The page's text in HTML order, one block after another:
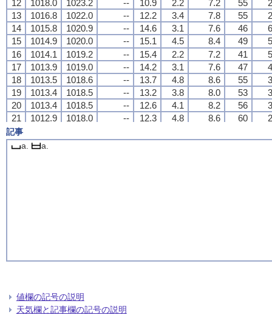
12
1018.0 1023.2 -- 10.9 2.2 7.2 55
13
1016.8 1022.0 -- 12.2 3.4 7.8 55
14
1015.8 1020.9 -- 14.6 3.1 7.6 46
15
1014.9 1020.0 -- 15.1 4.5 8.4 49
16
1014.1 1019.2 -- 15.4 2.2 7.2 41
17
1013.9 1019.0 -- 14.2 3.1 7.6 47
18
1013.5 1018.6 -- 13.7 4.8 8.6 55
19
1013.4 1018.5 -- 13.2 3.8 8.0 53
20
1013.4 1018.5 -- 12.6 4.1 8.2 56
21
1012.9 1018.0 -- 12.3 4.8 8.6 60
22
23
1011.1
12
1018.0 1023.2 -- 10.9 2.2 7.2 55
13
1016.8 1022.0 -- 12.2 3.4 7.8 55
14
1015.8 1020.9 -- 14.6 3.1 7.6 46
15
1014.9 1020.0 -- 15.1 4.5 8.4 49
16
1014.1 1019.2 -- 15.4 2.2 7.2 41
17
1013.9 1019.0 -- 14.2 3.1 7.6 47
18
1013.5 1018.6 -- 13.7 4.8 8.6 55
19
1013.4 1018.5 -- 13.2 3.8 8.0 53
20
1013.4 1018.5 -- 12.6 4.1 8.2 56
21
1012.9 1018.0 -- 12.3 4.8 8.6 60
22
23
1011.1
12
1018.0 1023.2 -- 10.9 2.2 7.2 55
13
1016.8 1022.0 -- 12.2 3.4 7.8 55
14
1015.8 1020.9 -- 14.6 3.1 7.6 46
15
1014.9 1020.0 -- 15.1 4.5 8.4 49
16
1014.1 1019.2 -- 15.4 2.2 7.2 41
17
1013.9 1019.0 -- 14.2 3.1 7.6 47
18
1013.5 1018.6 -- 13.7 4.8 8.6 55
19
1013.4 1018.5 -- 13.2 3.8 8.0 53
20
1013.4 1018.5 -- 12.6 4.1 8.2 56
21
1012.9 1018.0 -- 12.3 4.8 8.6 60
22
23
1011.1
12
1018.0 1023.2 -- 10.9 2.2 7.2 55
13
1016.8 1022.0 -- 12.2 3.4 7.8 55
14
1015.8 1020.9 -- 14.6 3.1 7.6 46
15
1014.9 1020.0 -- 15.1 4.5 8.4 49
16
1014.1 1019.2 -- 15.4 2.2 7.2 41
17
1013.9 1019.0 -- 14.2 3.1 7.6 47
18
1013.5 1018.6 -- 13.7 4.8 8.6 55
19
1013.4 1018.5 -- 13.2 3.8 8.0 53
20
1013.4 1018.5 -- 12.6 4.1 8.2 56
21
1012.9 1018.0 -- 12.3 4.8 8.6 60
22
23
1011.1
記事
a.
a.
値欄の記号の説明
天気欄と記事欄の記号の説明